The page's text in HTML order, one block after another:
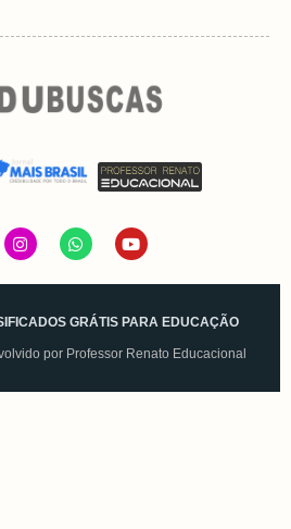
GRÁTIS PARA EDUCAÇÃO
por Professor Renato Educacional